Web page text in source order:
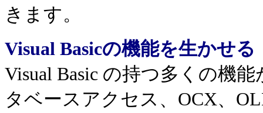
きます。
Visual Basicの機能を生かせる
Visual Basic の持つ多くの機
タベースアクセス、OCX、